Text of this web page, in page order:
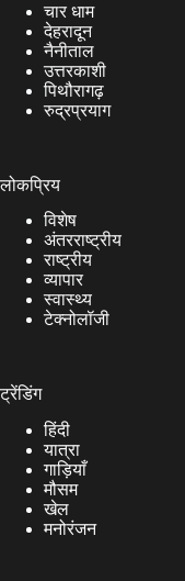
चार धाम
देहरादून
नैनीताल
उत्तरकाशी
पिथौरागढ़
रुद्रप्रयाग
लोकप्रिय
विशेष
अंतरराष्ट्रीय
राष्ट्रीय
व्यापार
स्वास्थ्य
टेक्नोलॉजी
ट्रेंडिंग
हिंदी
यात्रा
गाड़ियाँ
मौसम
खेल
मनोरंजन